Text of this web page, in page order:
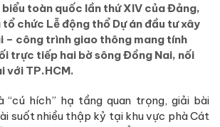
toàn quốc lần thứ XIV của Đảng,
chức Lễ động thổ Dự án đầu tư xây
– công trình giao thông mang tính
trực tiếp hai bờ sông Đồng Nai, nối
với TP.HCM.
“cú hích” hạ tầng quan trọng, giải bài
suốt nhiều thập kỷ tại khu vực phà Cát